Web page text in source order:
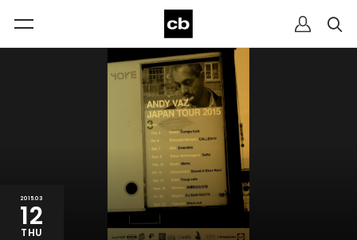
2015.03
12
THU